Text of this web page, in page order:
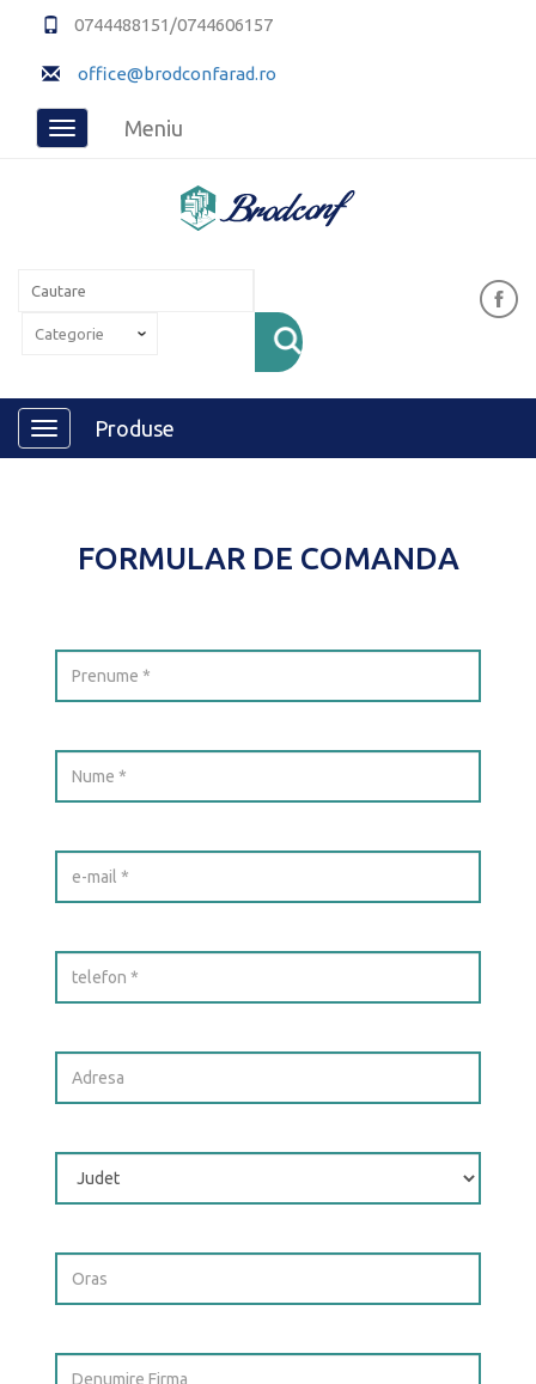
0744488151/0744606157
office@brodconfarad.ro
Toggle
Meniu
Toggle
navigation
Produse
FORMULAR DE COMANDA